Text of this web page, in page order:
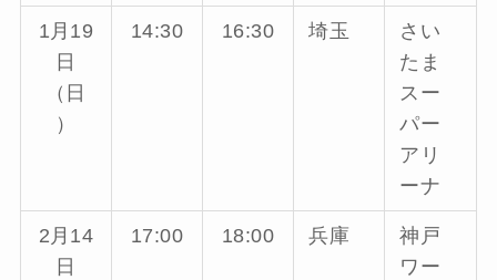
1月19
日
（日
）
14:30 16:30 埼玉
さい
たま
スー
パー
アリ
ーナ
2月14
日
17:00 18:00 兵庫
神戸
ワー